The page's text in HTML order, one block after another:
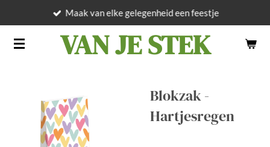
naar
VAN JE STEK
Maak van elke gelegenheid een feestje
Blokzak -
Hartjesregen